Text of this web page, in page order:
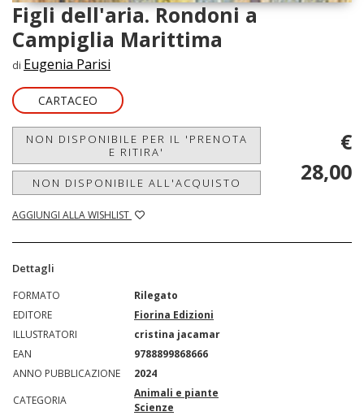
Figli dell'aria. Rondoni a
Campiglia Marittima
di Eugenia Parisi
CARTACEO
NON DISPONIBILE PER IL 'PRENOTA
E RITIRA'
NON DISPONIBILE ALL'ACQUISTO
AGGIUNGI ALLA WISHLIST
€
28,00
Dettagli
FORMATO
Rilegato
EDITORE
Fiorina Edizioni
ILLUSTRATORI
cristina jacamar
EAN
9788899868666
ANNO PUBBLICAZIONE
2024
CATEGORIA
Animali e piante
Scienze